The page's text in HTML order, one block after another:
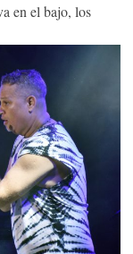
en el bajo, los